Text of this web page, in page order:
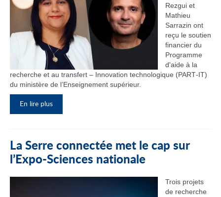
Rezgui et
Mathieu
Sarrazin ont
reçu le soutien
financier du
Programme
d'aide à la
recherche et au transfert – Innovation technologique (PART‑IT)
du ministère de l’Enseignement supérieur.
En lire plus
La Serre connectée met le cap sur
l’Expo-Sciences nationale
Trois projets
de recherche